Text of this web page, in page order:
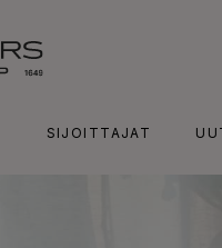
SIJOITTAJAT